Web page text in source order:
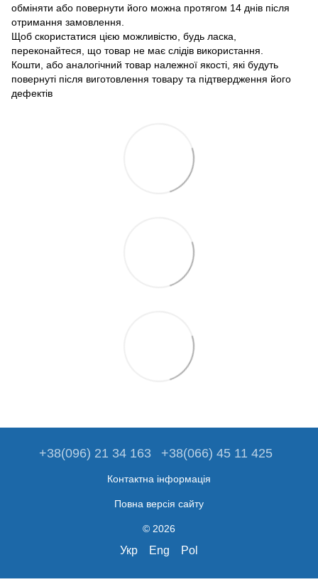
обміняти або повернути його можна протягом 14 днів після
отримання замовлення.
Щоб скористатися цією можливістю, будь ласка,
переконайтеся, що товар не має слідів використання.
Кошти, або аналогічний товар належної якості, які будуть
повернуті після виготовлення товару та підтвердження його
дефектів
+38(096) 21 34 163 +38(066) 45 11 425
Контактна інформація
Повна версія сайту
© 2026
Укр Eng Pol